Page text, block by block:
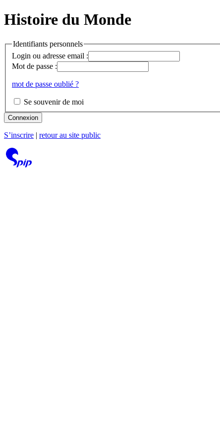
Histoire du Monde
Identifiants personnels
Login ou adresse email :
Mot de passe :
mot de passe oublié ?
Se souvenir de moi
Connexion
S’inscrire retour au site public